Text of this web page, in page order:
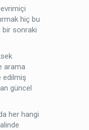
hiç bu
bir sonraki
arama
edilmiş
güncel
her hangi